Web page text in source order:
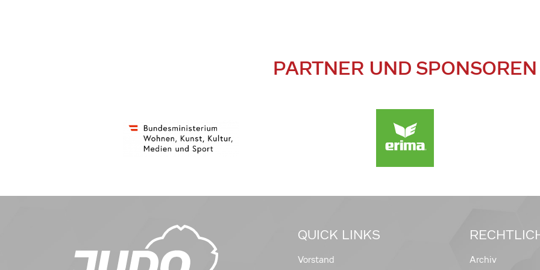
PARTNER UND SPONSOREN
QUICK LINKS
Vorstand
Archiv